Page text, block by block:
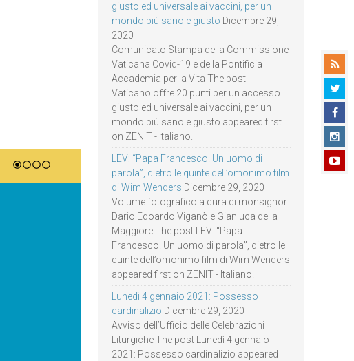
giusto ed universale ai vaccini, per un
mondo più sano e giusto Dicembre 29,
2020
Comunicato Stampa della Commissione
Vaticana Covid-19 e della Pontificia
Accademia per la Vita The post Il
Vaticano offre 20 punti per un accesso
giusto ed universale ai vaccini, per un
mondo più sano e giusto appeared first
on ZENIT - Italiano.
LEV: “Papa Francesco. Un uomo di
parola”, dietro le quinte dell’omonimo film
di Wim Wenders Dicembre 29, 2020
Volume fotografico a cura di monsignor
Dario Edoardo Viganò e Gianluca della
Maggiore The post LEV: “Papa
Francesco. Un uomo di parola”, dietro le
quinte dell’omonimo film di Wim Wenders
appeared first on ZENIT - Italiano.
Lunedì 4 gennaio 2021: Possesso
cardinalizio Dicembre 29, 2020
Avviso dell’Ufficio delle Celebrazioni
Liturgiche The post Lunedì 4 gennaio
2021: Possesso cardinalizio appeared